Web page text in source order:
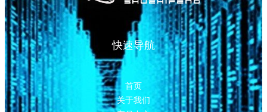
快速导航
首页
关于我们